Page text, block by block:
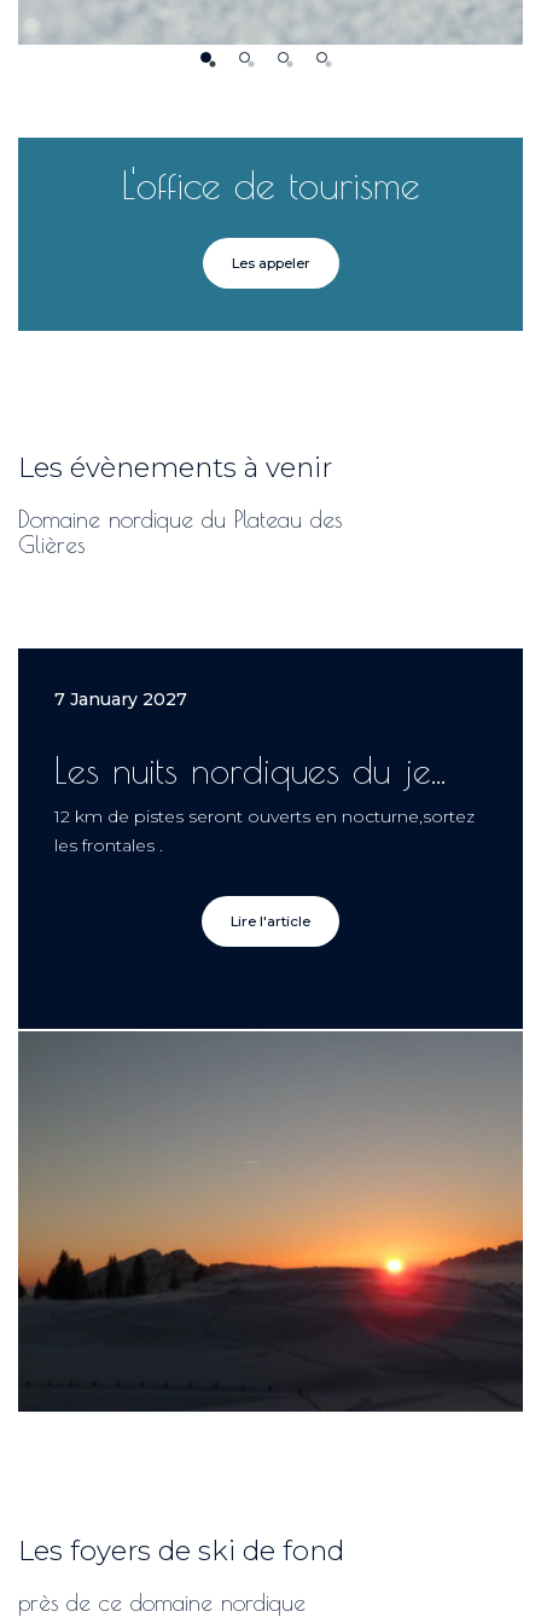
L'office de tourisme
Les appeler
Les évènements à venir
Domaine nordique du Plateau des
Glières
7 January 2027
Les nuits nordiques du je...
12 km de pistes seront ouverts en nocturne,sortez
les frontales .
Lire l'article
Les foyers de ski de fond
près de ce domaine nordique